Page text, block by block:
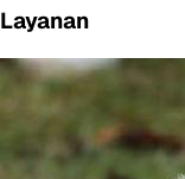
Layanan